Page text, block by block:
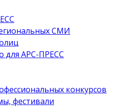
СМИ
для АРС-ПРЕСС
конкурсов
фестивали